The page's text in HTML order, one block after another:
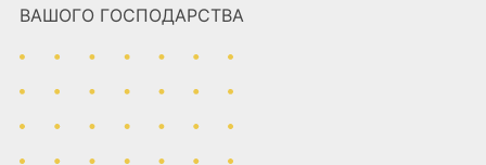
ВАШОГО ГОСПОДАРСТВА